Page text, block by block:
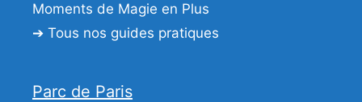
Moments de Magie en Plus
➔ Tous nos guides pratiques
Parc de Paris